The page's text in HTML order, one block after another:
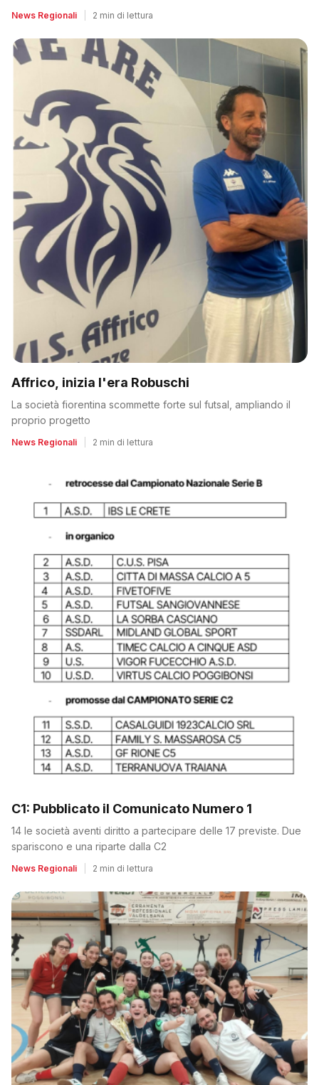
News Regionali 2 min di lettura
Affrico, inizia l'era Robuschi
La società fiorentina scommette forte sul futsal, ampliando il
proprio progetto
News Regionali 2 min di lettura
C1: Pubblicato il Comunicato Numero 1
14 le società aventi diritto a partecipare delle 17 previste. Due
spariscono e una riparte dalla C2
News Regionali 2 min di lettura